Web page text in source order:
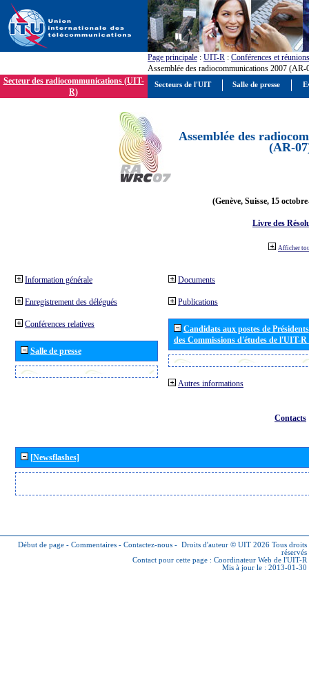
Page principale : UIT-R : Conférences et réunions
Assemblée des radiocommunications 2007 (AR-
Secteur des radiocommunications (UIT-
R)
Assemblée des
(AR-
(Genève, Suisse, 15
Livre des
Afficher
Information générale
Enregistrement des délégués
Conférences relatives
Salle de presse
Documents
Publications
Candidats aux postes de
des Commissions d'études de l'UIT-
Autres informations
Contacts
[Newsflashes]
Début de page - Commentaires - Contactez-nous - Droits d'auteur © UIT 2026 Tous droits
réservés
Contact pour cette page : Coordinateur Web de l'UIT-R
Mis à jour le : 2013-01-30
Secteurs de l'UIT Salle de presse